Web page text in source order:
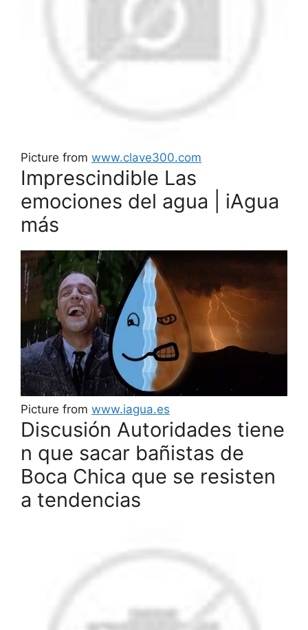
Picture from www.clave300.com
Imprescindible Las
emociones del agua | iAgua
más
Picture from www.iagua.es
Discusión Autoridades tiene
n que sacar bañistas de
Boca Chica que se resisten
a tendencias